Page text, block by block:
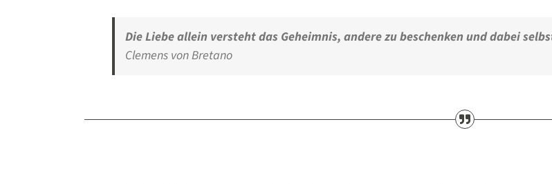
Die Liebe allein versteht das Geheimnis, andere zu beschenken und dabei
Clemens von Bretano